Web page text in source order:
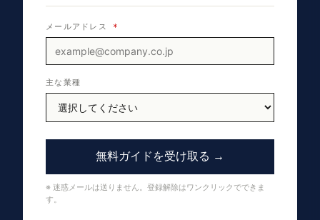
メールアドレス *
主な業種
無料ガイドを受け取る →
※ 迷惑メールは送りません。登録解除はワンクリックでできま
す。